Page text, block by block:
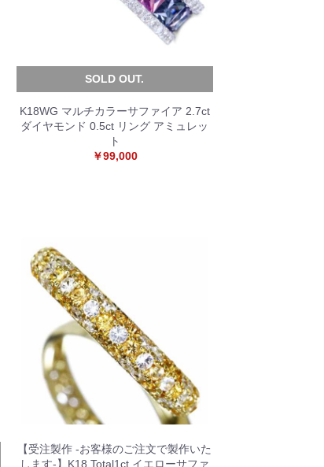
SOLD OUT.
K18WG マルチカラーサファイア 2.7ct
ダイヤモンド 0.5ct リング アミュレッ
ト
￥99,000
【受注製作 -お客様のご注文で製作いた
します-】K18 Total1ct イエローサファ